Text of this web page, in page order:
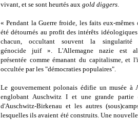
vivant, et se sont heurtés aux gold diggers.
« Pendant la Guerre froide, les faits eux-mêmes
été détournés au profit des intérêts
chacun, occultant souvent la singularité
génocide juif ». L'Allemagne nazie est
présentée comme émanant du capitalisme,
occultée par les "démocraties populaires".
Le gouvernement polonais édifie un musée à
englobant Auschwitz I et une grande partie
d'Auschwitz-Birkenau et les autres
lesquelles ils avaient été construits. Une